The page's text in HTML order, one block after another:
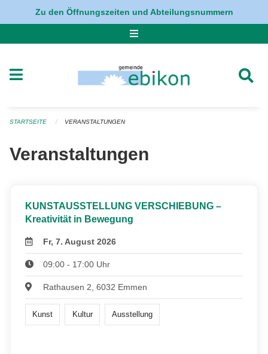
Navigation überspringen
Zu den Öffnungszeiten und Abteilungsnummern
STARTSEITE VERANSTALTUNGEN
Veranstaltungen
KUNSTAUSSTELLUNG VERSCHIEBUNG –
Kreativität in Bewegung
Fr, 7. August 2026
09:00 - 17:00 Uhr
Rathausen 2, 6032 Emmen
Kunst Kultur Ausstellung